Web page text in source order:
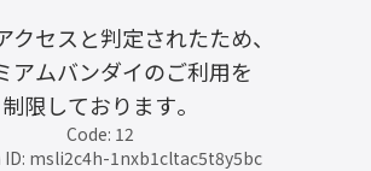
クセスと判定されたため、
アムバンダイのご利用を
制限しております。
Code: 12
ID: msli2c4h-1nxb1cltac5t8y5bc